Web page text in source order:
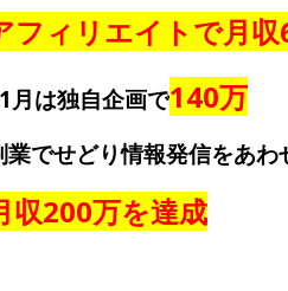
フィリエイトで月収
月は独自企画で140万
業でせどり情報発信をあわ
収200万を達成